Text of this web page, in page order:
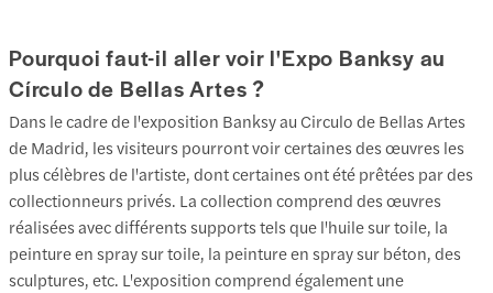
Pourquoi faut-il aller voir l'Expo Banksy au
Círculo de Bellas Artes ?
Dans le cadre de l'exposition Banksy au Circulo de Bellas Artes
de Madrid, les visiteurs pourront voir certaines des œuvres les
plus célèbres de l'artiste, dont certaines ont été prêtées par des
collectionneurs privés. La collection comprend des œuvres
réalisées avec différents supports tels que l'huile sur toile, la
peinture en spray sur toile, la peinture en spray sur béton, des
sculptures, etc. L'exposition comprend également une